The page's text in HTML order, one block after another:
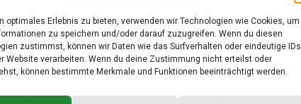
optimales Erlebnis zu bieten, verwenden wir Technologien wie Cookies, um
zu speichern und/oder darauf zuzugreifen. Wenn du diesen
zustimmst, können wir Daten wie das Surfverhalten oder eindeutige IDs
Website verarbeiten. Wenn du deine Zustimmung nicht erteilst oder
können bestimmte Merkmale und Funktionen beeinträchtigt werden.
3
Sep.